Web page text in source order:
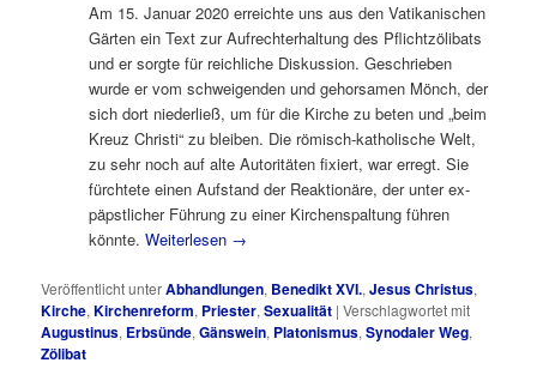
Am 15. Januar 2020 erreichte uns aus den Vatikanischen
Gärten ein Text zur Aufrechterhaltung des Pflichtzölibats
und er sorgte für reichliche Diskussion. Geschrieben
wurde er vom schweigenden und gehorsamen Mönch, der
sich dort niederließ, um für die Kirche zu beten und „beim
Kreuz Christi“ zu bleiben. Die römisch-katholische Welt,
zu sehr noch auf alte Autoritäten fixiert, war erregt. Sie
fürchtete einen Aufstand der Reaktionäre, der unter ex-
päpstlicher Führung zu einer Kirchenspaltung führen
könnte.Weiterlesen →
Veröffentlicht unterAbhandlungen, Benedikt XVI.,Jesus Christus,
Kirche,Kirchenreform, Priester,Sexualität |Verschlagwortet mit
Augustinus, Erbsünde,Gänswein, Platonismus,Synodaler Weg,
Zölibat